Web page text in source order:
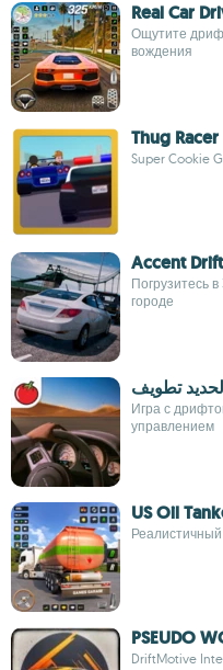
Real Car
Ощутите
вождения
Thug Racer
Super Cookie
Accent
Погрузитесь
городе
Игра с
управлением
US Oil
PSEUDO
DriftMotive